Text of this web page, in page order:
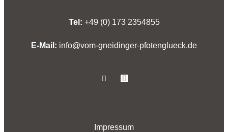
Tel: +49 (0) 173 2354855
E-Mail: info@vom-gneidinger-pfotenglueck.de
Impressum